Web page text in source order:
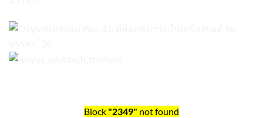
Block "2349" not found